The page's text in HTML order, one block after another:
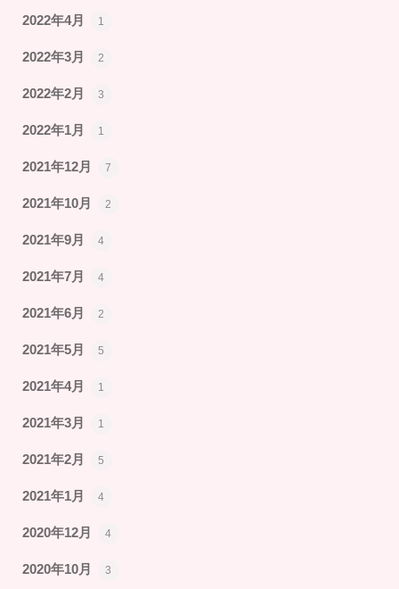
2022年4月 1
2022年3月 2
2022年2月 3
2022年1月 1
2021年12月 7
2021年10月 2
2021年9月 4
2021年7月 4
2021年6月 2
2021年5月 5
2021年4月 1
2021年3月 1
2021年2月 5
2021年1月 4
2020年12月 4
2020年10月 3